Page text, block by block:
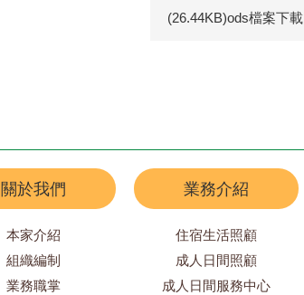
(26.44KB)ods檔案下載
關於我們
本家介紹
組織編制
業務職掌
業務介紹
住宿生活照顧
成人日間照顧
成人日間服務中心